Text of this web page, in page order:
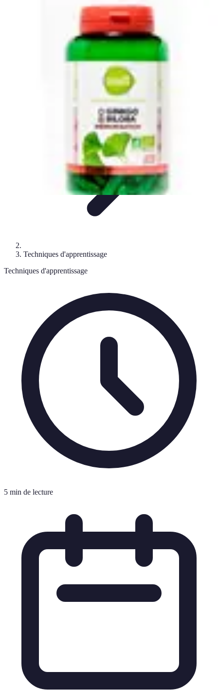
ApprentissageTechniques
Méthodes d'apprentissage Techniques
Techniques d'apprentissage
Techniques d'apprentissage
5 min de lecture